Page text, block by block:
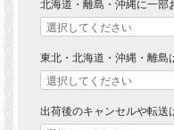
北海道・離島・沖縄に一部
東北・北海道・沖縄・離島
出荷後のキャンセルや転送